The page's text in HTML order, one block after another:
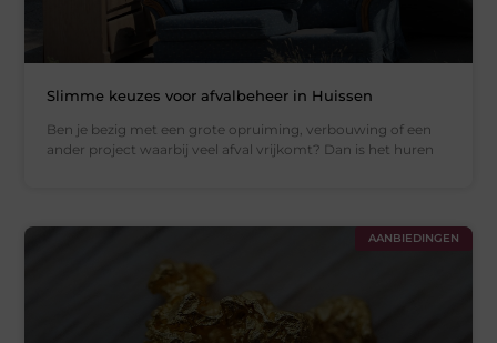
Slimme keuzes voor afvalbeheer in Huissen
Ben je bezig met een grote opruiming, verbouwing of een
ander project waarbij veel afval vrijkomt? Dan is het huren
AANBIEDINGEN